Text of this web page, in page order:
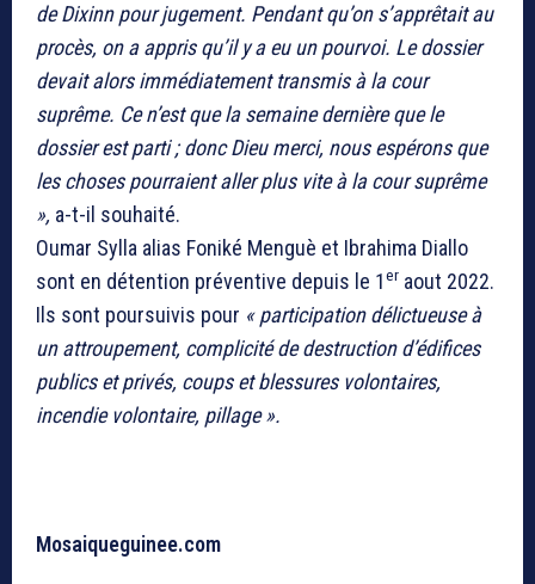
de Dixinn pour jugement. Pendant qu’on s’apprêtait au
procès, on a appris qu’il y a eu un pourvoi. Le dossier
devait alors immédiatement transmis à la cour
suprême. Ce n’est que la semaine dernière que le
dossier est parti ; donc Dieu merci, nous espérons que
les choses pourraient aller plus vite à la cour suprême
», a-t-il souhaité.
Oumar Sylla alias Foniké Menguè et Ibrahima Diallo
sont en détention préventive depuis le 1er aout 2022.
Ils sont poursuivis pour « participation délictueuse à
un attroupement, complicité de destruction d’édifices
publics et privés, coups et blessures volontaires,
incendie volontaire, pillage ».
Mosaiqueguinee.com